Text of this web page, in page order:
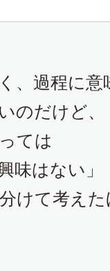
、過程に
のだけど、
ては
味はない」
けて考え